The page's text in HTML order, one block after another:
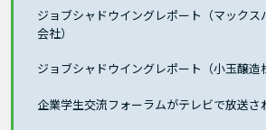
ジョブシャドウイングレポート（マックス
会社）
ジョブシャドウイングレポート（小玉醸造
企業学生交流フォーラムがテレビで放送さ